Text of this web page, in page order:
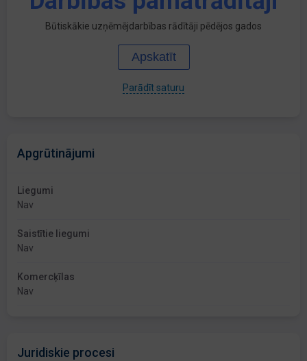
Būtiskākie uzņēmējdarbības rādītāji pēdējos gados
Apskatīt
Parādīt saturu
Apgrūtinājumi
Liegumi
Nav
Saistītie liegumi
Nav
Komercķīlas
Nav
Juridiskie procesi